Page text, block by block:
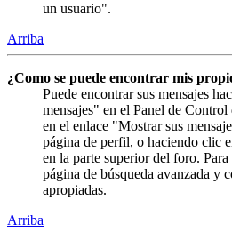
un usuario".
Arriba
¿Como se puede encontrar mis
Puede encontrar sus mensajes
mensajes" en el Panel de
en el enlace "Mostrar sus
página de perfil, o haciendo clic
en la parte superior del foro.
página de búsqueda avanzada y
apropiadas.
Arriba